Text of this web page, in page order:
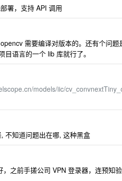
署，支持 API 调用
需要编译对版本的。还有个问
语言的一个 lib 库就行了。
models/iic/
不知道问题出在哪, 这种黑盒
，之前手搓公司 VPN 登录器，连预知